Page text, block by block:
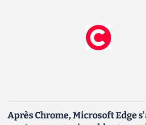
Après Chrome, Microsoft Edge